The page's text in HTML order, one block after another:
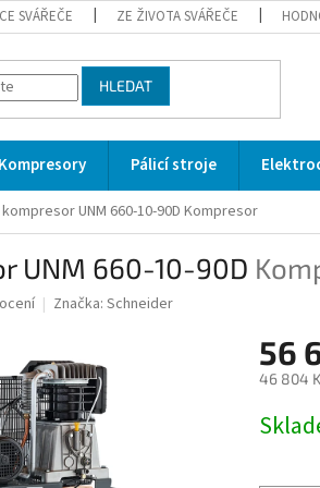
SVÁŘEČE ZE ŽIVOTA SVÁŘEČE
HLEDAT
Kompresory Pálicí stroje
UNM 660-10-90D Kompresor
UNM 660-10-90D
Značka: Schneider
56
46 804
cena: